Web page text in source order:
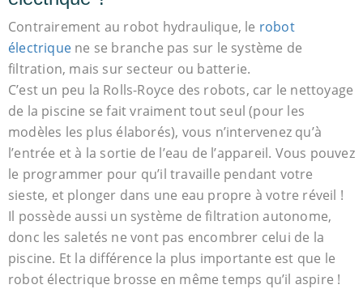
Contrairement au robot hydraulique, le robot
électrique ne se branche pas sur le système de
filtration, mais sur secteur ou batterie.
C’est un peu la Rolls-Royce des robots, car le nettoyage
de la piscine se fait vraiment tout seul (pour les
modèles les plus élaborés), vous n’intervenez qu’à
l’entrée et à la sortie de l’eau de l’appareil. Vous pouvez
le programmer pour qu’il travaille pendant votre
sieste, et plonger dans une eau propre à votre réveil !
Il possède aussi un système de filtration autonome,
donc les saletés ne vont pas encombrer celui de la
piscine. Et la différence la plus importante est que le
robot électrique brosse en même temps qu’il aspire !